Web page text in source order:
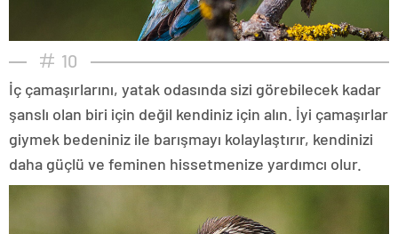
10
İç çamaşırlarını, yatak odasında sizi görebilecek kadar
şanslı olan biri için değil kendiniz için alın. İyi çamaşırlar
giymek bedeniniz ile barışmayı kolaylaştırır, kendinizi
daha güçlü ve feminen hissetmenize yardımcı olur.